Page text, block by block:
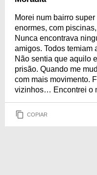
Morei num bairro
enormes, com
Nunca encontrava
amigos. Todos temiam
Não sentia que aquilo
prisão. Quando me
com mais movimento.
vizinhos… Encontrei o
COPIAR